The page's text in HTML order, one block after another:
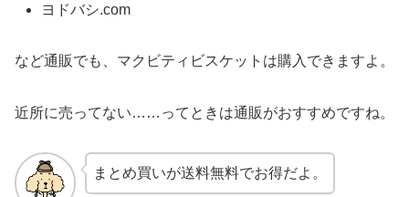
ヨドバシ.com
など通販でも、マクビティビスケットは購入できますよ。
近所に売ってない……ってときは通販がおすすめですね。
まとめ買いが送料無料でお得だよ。